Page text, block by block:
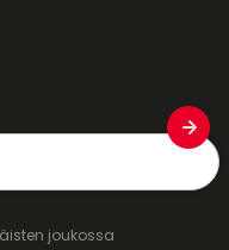
joukossa